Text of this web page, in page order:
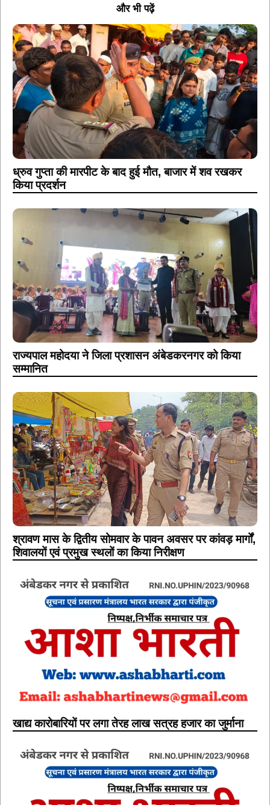
और भी पढ़ें
ध्रुव गुप्ता की मारपीट के बाद हुई मौत, बाजार में शव रखकर
किया प्रदर्शन
राज्यपाल महोदया ने जिला प्रशासन अंबेडकरनगर को किया
सम्मानित
श्रावण मास के द्वितीय सोमवार के पावन अवसर पर कांवड़ मार्गों,
शिवालयों एवं प्रमुख स्थलों का किया निरीक्षण
खाद्य कारोबारियों पर लगा तेरह लाख सत्रह हजार का जुर्माना